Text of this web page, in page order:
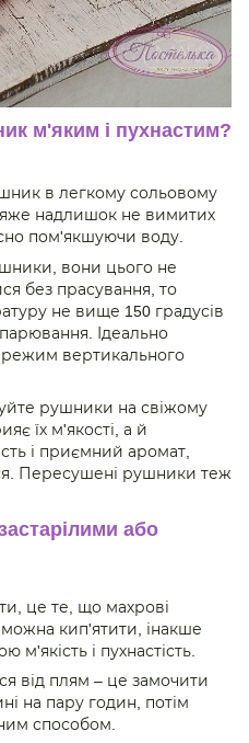
м'яким і пухнастим?
в легкому сольовому
надлишок не вимитих
пом'якшуючи воду.
вони цього не
без прасування, то
не вище 150 градусів
Ідеально
режим вертикального
рушники на свіжому
їх м'якості, а й
і приємний аромат,
Пересушені рушники теж
або
це те, що махрові
кип'ятити, інакше
м'якість і пухнастість.
від плям – це замочити
на пару годин, потім
способом.